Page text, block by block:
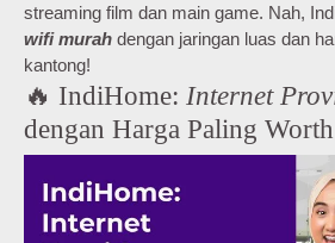
streaming film dan main game. Nah,
wifi murah dengan jaringan luas dan
kantong!
🔥 IndiHome: Internet
dengan Harga Paling